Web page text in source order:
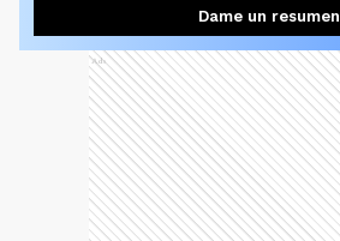
Dame un resumen
Ads